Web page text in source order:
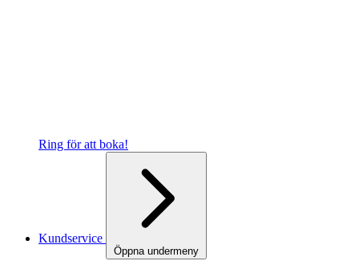
Ring för att boka!
Kundservice
Öppna undermeny